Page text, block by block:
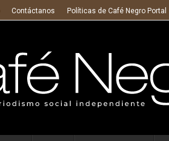
Contáctanos Políticas de Café Negro Portal